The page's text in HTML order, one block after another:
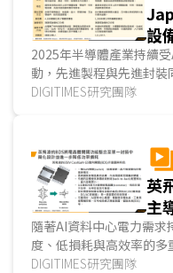
設
2025年半導體產業持續
動，先進製程與先進封
備的重要性顯著提升。從
DIGITIMES研究團隊
英
主
隨著AI資料中心電力需
度、低損耗與高效率的
頻、高電壓環境下的表
DIGITIMES研究團隊